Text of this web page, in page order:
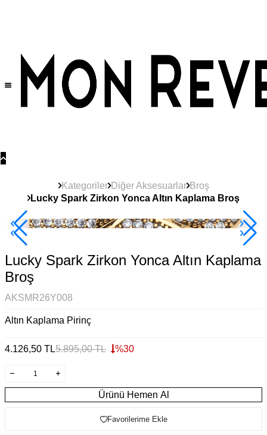
Kategoriler Diğer Aksesuarlar Broş
Lucky Spark Zirkon Yonca Altın Kaplama Broş
Yeni Ürün
Lucky Spark Zirkon Yonca Altın Kaplama
Broş
AKSMR26Y008
Altın Kaplama Pirinç
4.126,50 TL5.895,00TL %30
Ürünü Hemen Al
Favorilerime Ekle